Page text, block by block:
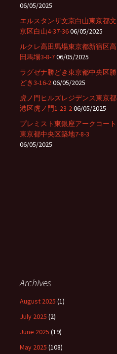
06/05/2025
エルスタンザ文京白山東京都文
京区白山4-37-3606/05/2025
ルクレ高田馬場東京都新宿区高
田馬場3-8-706/05/2025
ラグゼナ勝どき東京都中央区勝
どき3-16-206/05/2025
虎ノ門ヒルズレジデンス東京都
港区虎ノ門1-23-206/05/2025
プレミスト東銀座アークコート
東京都中央区築地7-8-3
06/05/2025
Archives
August 2025 (1)
July 2025 (2)
June 2025 (19)
May 2025 (108)